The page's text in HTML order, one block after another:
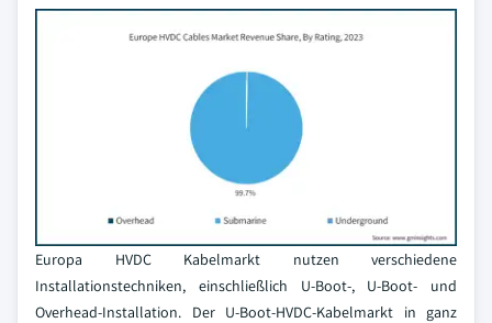
Europa HVDC Kabelmarkt nutzen verschiedene
Installationstechniken, einschließlich U-Boot-, U-Boot- und
Overhead-Installation. Der U-Boot-HVDC-Kabelmarkt in ganz